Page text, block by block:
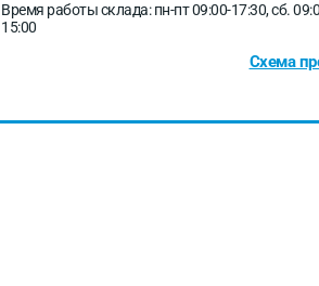
Время работы склада: пн-пт 09:00-17:30, сб.
15:00
Схема